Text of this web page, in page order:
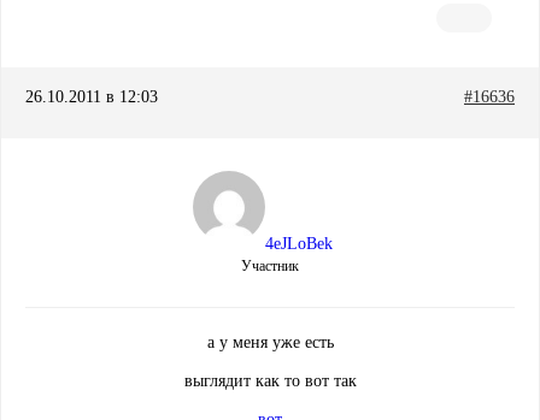
26.10.2011 в 12:03 #16636
4eJLoBek
Участник
а у меня уже есть
выглядит как то вот так